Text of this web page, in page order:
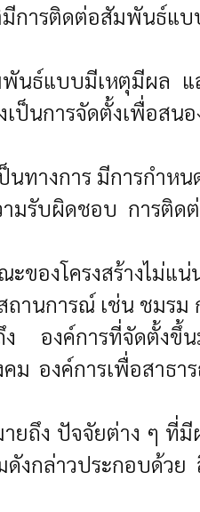
การติดต่อสัมพันธ์แ
นธ์แบบมีเหตุมีผล
ป็นการจัดตั้งเพื่อส
ทางการ มีการกำหน
รับผิดชอบ การติดต่
องโครงสร้างไม่แ
านการณ์ เช่น ชมรม
งค์การที่จัดตั้งขึ้นมา
องค์การเพื่อสาธ
ยถึง ปัจจัยต่าง ๆ ที่มี
งกล่าวประกอบด้ว